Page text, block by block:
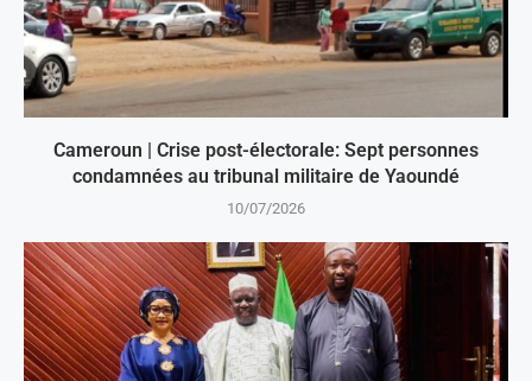
Cameroun | Crise post-électorale: Sept personnes
condamnées au tribunal militaire de Yaoundé
10/07/2026